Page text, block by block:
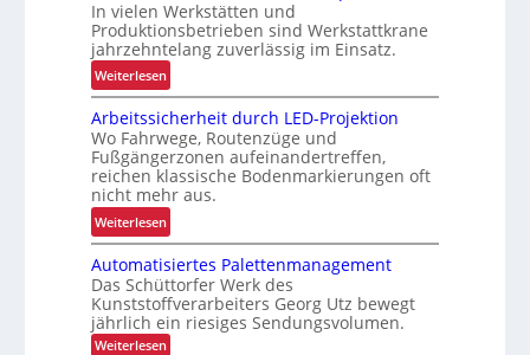
e
n
w
a
a
g
e
z
u
r
K
I
u
s
t
e
ö
s
u
n
f
ü
r
R
e
In vielen Werkstätten und
Produktionsbetrieben sind Werkstattkrane
jahrzehntelang zuverlässig im Einsatz.
Weiterlesen:
M
e
h
r
E
r
g
o
n
o
m
i
Arbeitssicherheit durch LED-Projektion
Wo Fahrwege, Routenzüge und
Fußgängerzonen aufeinandertreffen,
reichen klassische Bodenmarkierungen oft
nicht mehr aus.
Weiterlesen:
A
r
b
e
i
Automatisiertes Palettenmanagement
Das Schüttorfer Werk des
Kunststoffverarbeiters Georg Utz bewegt
jährlich ein riesiges Sendungsvolumen.
Weiterlesen: